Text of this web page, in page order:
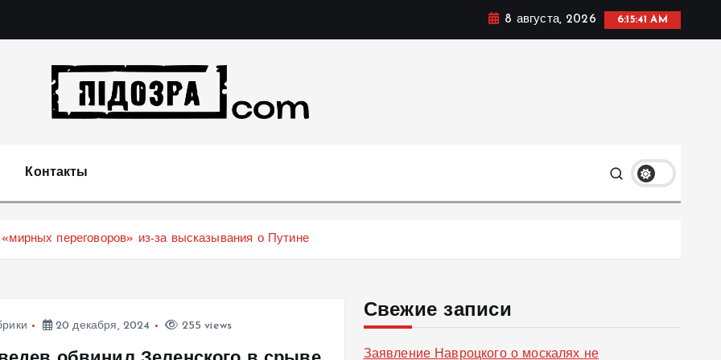
8 августа, 2026 6:15:42 AM
Контакты
переговоров» из-за высказывания о Путине
20 декабря, 2024 255 views
Свежие записи
Заявление Навроцкого о москалях не